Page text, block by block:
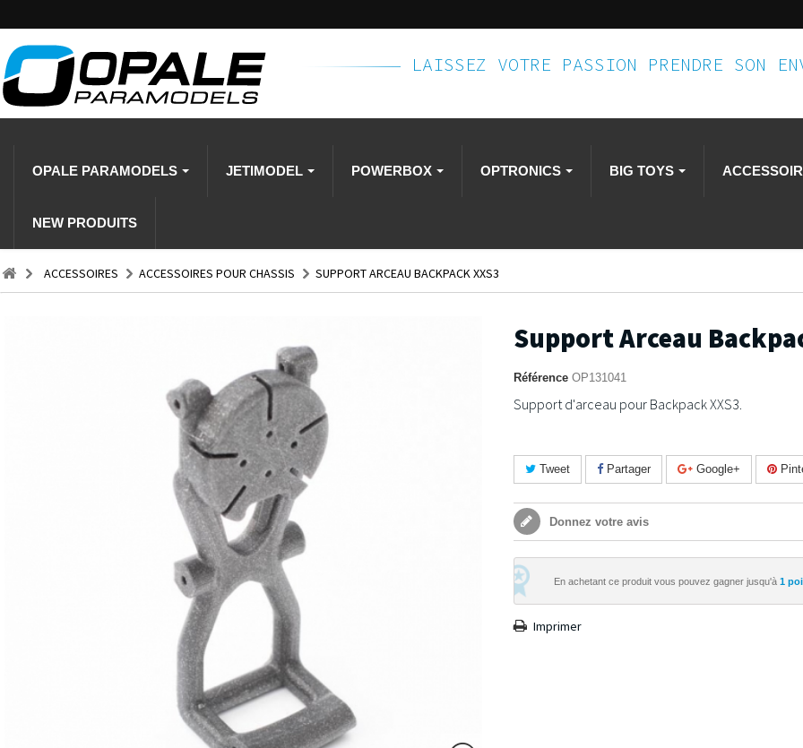
LAISSEZ VOTRE PASSION PRENDRE SON
OPALE PARAMODELS JETIMODEL POWERBOX OPTRONICS BIG TOYS
NEW PRODUITS
ACCESSOIRES ACCESSOIRES POUR CHASSIS SUPPORT ARCEAU BACKPACK XXS3
Support Arceau
Référence OP131041
Support d'arceau pour Backpack XXS3.
Tweet Partager Google+
Donnez votre avis
En achetant ce produit vous pouvez gagner jusqu'à 1
Imprimer